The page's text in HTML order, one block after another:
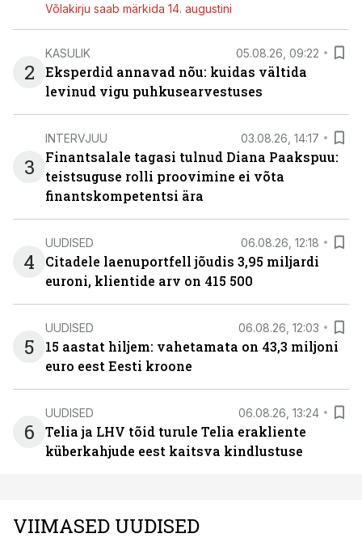
Võlakirju saab märkida 14. augustini
2
KASULIK 05.08.26, 09:22
Eksperdid annavad nõu: kuidas vältida
levinud vigu puhkusearvestuses
3
INTERVJUU 03.08.26, 14:17
Finantsalale tagasi tulnud Diana Paakspuu:
teistsuguse rolli proovimine ei võta
finantskompetentsi ära
4
UUDISED 06.08.26, 12:18
Citadele laenuportfell jõudis 3,95 miljardi
euroni, klientide arv on 415 500
5
UUDISED 06.08.26, 12:03
15 aastat hiljem: vahetamata on 43,3 miljoni
euro eest Eesti kroone
6
UUDISED 06.08.26, 13:24
Telia ja LHV tõid turule Telia erakliente
küberkahjude eest kaitsva kindlustuse
VIIMASED UUDISED